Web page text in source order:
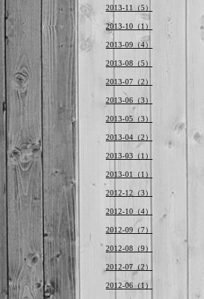
2013-11（5）
2013-10（1）
2013-09（4）
2013-08（5）
2013-07（2）
2013-06（3）
2013-05（3）
2013-04（2）
2013-03（1）
2013-01（1）
2012-12（3）
2012-10（4）
2012-09（7）
2012-08（9）
2012-07（2）
2012-06（1）